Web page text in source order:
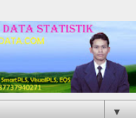
▼